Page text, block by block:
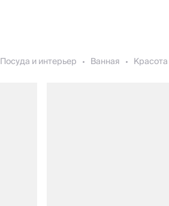
Посуда и интерьер Ванная